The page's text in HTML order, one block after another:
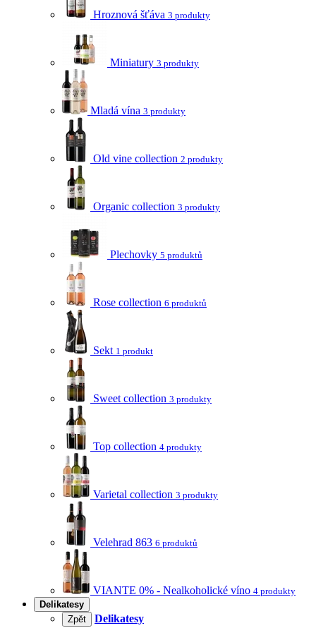
Hroznová šťáva 3 produkty
Miniatury 3 produkty
Mladá vína 3 produkty
Old vine collection 2 produkty
Organic collection 3 produkty
Plechovky 5 produktů
Rose collection 6 produktů
Sekt 1 produkt
Sweet collection 3 produkty
Top collection 4 produkty
Varietal collection 3 produkty
Velehrad 863 6 produktů
VIANTE 0% - Nealkoholické víno 4 produkty
Delikatesy
Zpět
Delikatesy